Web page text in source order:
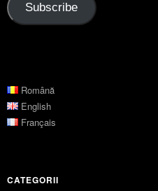
Subscribe
Română
English
Français
CATEGORII